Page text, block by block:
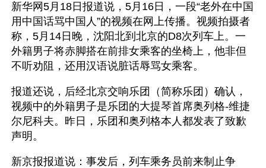
新华网5月18日报道说，5月16日，一段“老外在中国
用中国话骂中国人”的视频在网上传播。视频拍摄者
称，5月14日晚，沈阳北到北京的D8次列车上。一
外籍男子将赤脚搭在前排女乘客的坐椅上，他非但
不听劝阻，还用汉语说脏话辱骂女乘客。
报道还说，后经北京交响乐团（简称乐团）确认，
视频中的外籍男子是乐团的大提琴首席奥列格-维捷
尔尼科夫。昨日，乐团和奥列格本人都发表了致歉
声明。
新京报报道说：事发后，列车乘务员前来制止争